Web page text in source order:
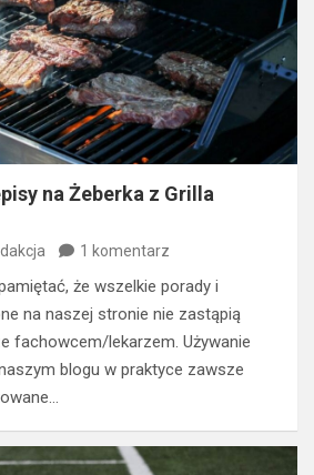
na Żeberka z Grilla
1 komentarz
że wszelkie porady i
na naszej stronie nie zastąpią
fachowcem/lekarzem. Używanie
blogu w praktyce zawsze